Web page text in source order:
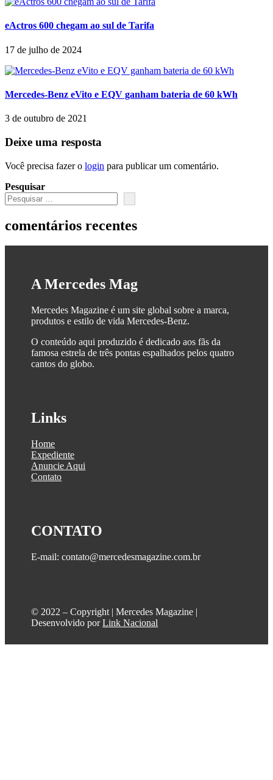
eActros 600 chegam ao sul de Tarifa
17 de julho de 2024
Mercedes-Benz eVito e EQV ganham bateria de 60 kWh
3 de outubro de 2021
Deixe uma resposta
Você precisa fazer o login para publicar um comentário.
Pesquisar
comentários recentes
A Mercedes Mag
Mercedes Magazine é um site global sobre a marca,
produtos e estilo de vida Mercedes-Benz.
O conteúdo aqui produzido é dedicado aos fãs da
famosa estrela de três pontas espalhados pelos quatro
cantos do globo.
Links
Home
Expediente
Anuncie Aqui
Contato
CONTATO
E-mail: contato@mercedesmagazine.com.br
©️ 2022 – Copyright | Mercedes Magazine |
Desenvolvido porLink Nacional